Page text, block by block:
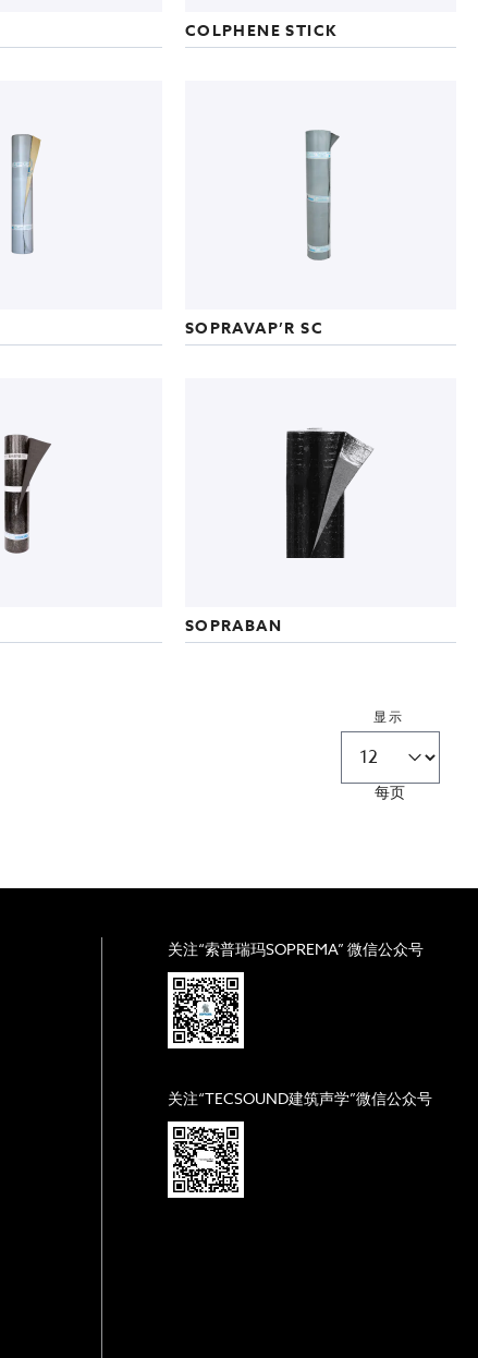
COLPHENE STICK
SOPRAVAP’R SC
SOPRABAN
显示
每页
关注“索普瑞玛SOPREMA” 微信公众号
关注“TECSOUND建筑声学”微信公众号